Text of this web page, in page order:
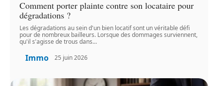
Comment porter plainte contre son locataire pour
dégradations ?
Les dégradations au sein d'un bien locatif sont un véritable défi
pour de nombreux bailleurs. Lorsque des dommages surviennent,
qu'il s'agisse de trous dans…
Immo 25 juin 2026